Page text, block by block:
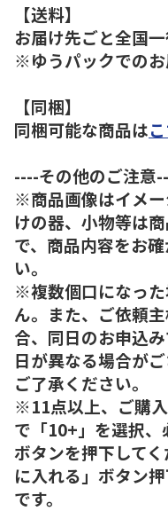
【送料】
お届け先ごと全国一
※ゆうパックでのお
【同梱】
同梱可能な商品は
----その他のご注意
※商品画像はイメ
けの器、小物等は
で、商品内容をお
い。
※複数個口になっ
ん。また、ご依頼
合、同日のお申込
日が異なる場合が
ご了承ください。
※11点以上、ご購
で「10+」を選択、
ボタンを押下して
に入れる」ボタン
です。